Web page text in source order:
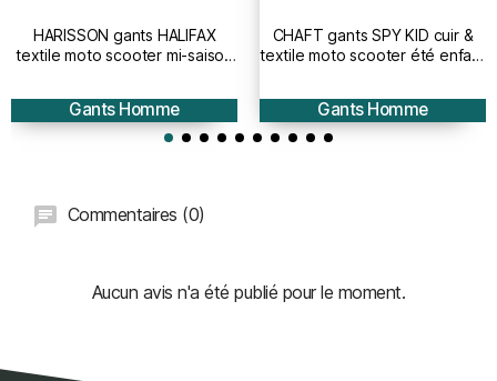
HARISSON gants HALIFAX
textile moto scooter mi-saison
Gants Homme
CHAFT gants SPY KID cuir &
textile moto scooter été enfant
Gants Homme
Commentaires (0)
Aucun avis n'a été publié pour le moment.